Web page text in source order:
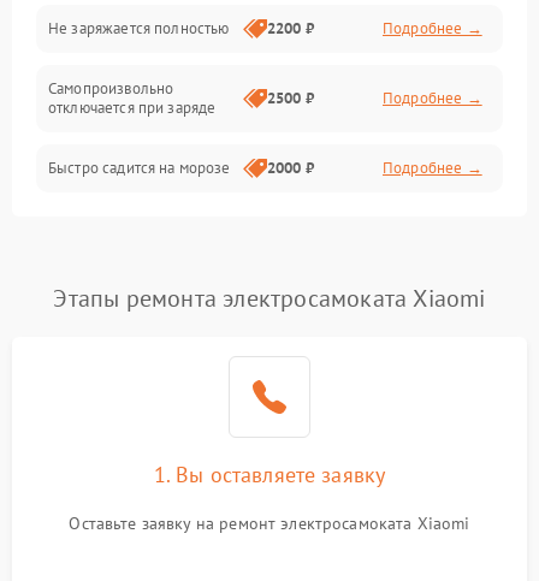
Не заряжается полностью 2200 ₽ Подробнее →
Самопроизвольно
отключается при заряде
2500 ₽ Подробнее →
Быстро садится на морозе 2000 ₽ Подробнее →
Этапы ремонта электросамоката Xiaomi
1. Вы оставляете заявку
Оставьте заявку на ремонт электросамоката Xiaomi